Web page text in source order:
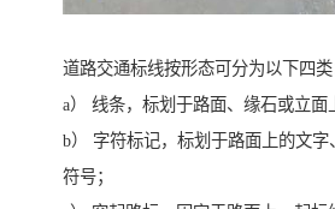
道路交通标线按形态可分为以下四类
a） 线条，标划于路面、缘石或立面
b） 字符标记，标划于路面上的文
符号；